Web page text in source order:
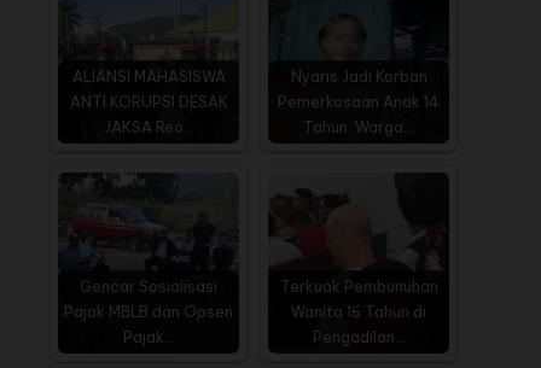
ALIANSI MAHASISWA
ANTI KORUPSI DESAK
JAKSA Reo…
Nyaris Jadi Korban
Pemerkosaan Anak 14
Tahun, Warga…
Gencar Sosialisasi
Pajak MBLB dan Opsen
Pajak…
Terkuak Pembunuhan
Wanita 16 Tahun di
Pengadilan…